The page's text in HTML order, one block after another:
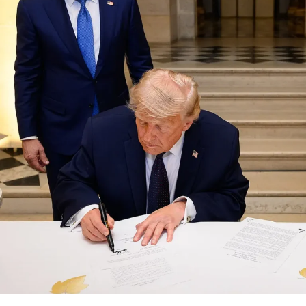
TEMAS RELACIONADOS:
VER SIGUIENTE
Hay una falla geológica que podría partir la Tierra a la
mitad: ¿Cuándo sucedería?
NO TE PIERDAS
Descubren un exoplaneta similar a la Tierra, con 40
grados de temperatura que podría albergar vida
Enfoque Now
Enfoque Now es una plataforma digital dedicada a conectar e
informar a la comunidad latina acerca de los acontecimientos
que suceden a nivel local e internacional.